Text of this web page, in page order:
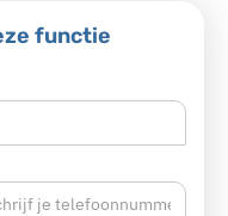
functie